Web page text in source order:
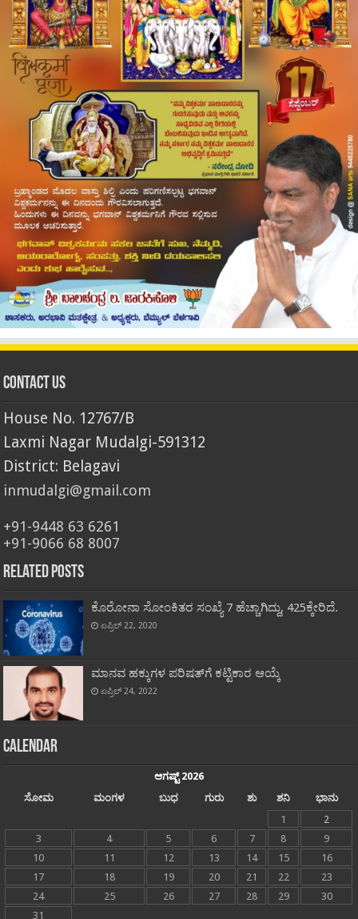
Contact Us
House No. 12767/B
Laxmi Nagar Mudalgi-591312
District: Belagavi
inmudalgi@gmail.com
+91-9448 63 6261
+91-9066 68 8007
Related Posts
ಕೊರೋನಾ ಸೋಂಕಿತರ ಸಂಖ್ಯೆ 7 ಹೆಚ್ಚಾಗಿದ್ದು, 425ಕ್ಕೇರಿದೆ.
ಏಪ್ರಿಲ್ 22, 2020
ಮಾನವ ಹಕ್ಕುಗಳ ಪರಿಷತ್‍ಗೆ ಕಟ್ಟಿಕಾರ ಆಯ್ಕೆ
ಏಪ್ರಿಲ್ 24, 2022
Calendar
ಆಗಷ್ಟ್ 2026
ಸೋಮ
ಮಂಗಳ ಬುಧ ಗುರು ಶು ಶನಿ
ಭಾನು
1
2
3
4 5 6 7 8
9
10
11 12 13 14 15
16
17
18 19 20 21 22
23
24
25 26 27 28 29
30
31